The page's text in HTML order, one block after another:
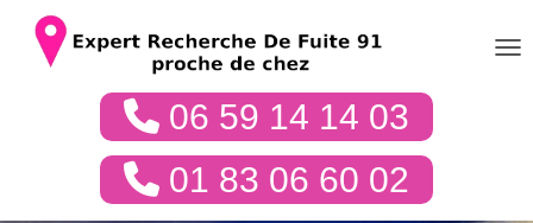
06 59 14 14 03
01 83 06 60 02